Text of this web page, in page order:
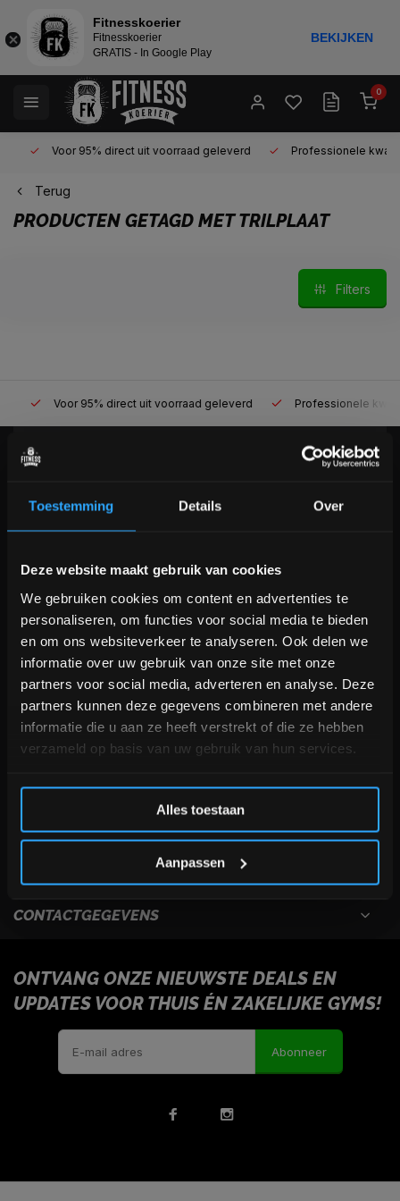
Toestemming Details Over
Deze website maakt gebruik van cookies
We gebruiken cookies om content en advertenties te
personaliseren, om functies voor social media te bieden
en om ons websiteverkeer te analyseren. Ook delen we
informatie over uw gebruik van onze site met onze
partners voor social media, adverteren en analyse. Deze
partners kunnen deze gegevens combineren met andere
informatie die u aan ze heeft verstrekt of die ze hebben
verzameld op basis van uw gebruik van hun services.
Alles toestaan
Aanpassen
0
Voor 95% direct uit voorraad geleverd Professionele kwaliteit
Terug
PRODUCTEN GETAGD MET TRILPLAAT
Filters
Voor 95% direct uit voorraad geleverd Professionele
KLANTENSERVICE
+31 (0)24 645 1309
CONTACTGEGEVENS
ONTVANG ONZE NIEUWSTE DEALS EN
UPDATES VOOR THUIS ÉN ZAKELIJKE GYMS!
Abonneer
Bam! 5% korting op je volgende
Schrijf je in voor onze nieuwsbrief om op de hoogte te
blijven over onze nieuwe producten, deals en meer
interessante info. Ontvang 5% korting op je eerstvolgende
aankoop! 😀
Inschrijven
*Verzendkosten vallen buiten de korting
Fitnesskoerier
Fitnesskoerier
GRATIS - In Google Play
BEKIJKEN